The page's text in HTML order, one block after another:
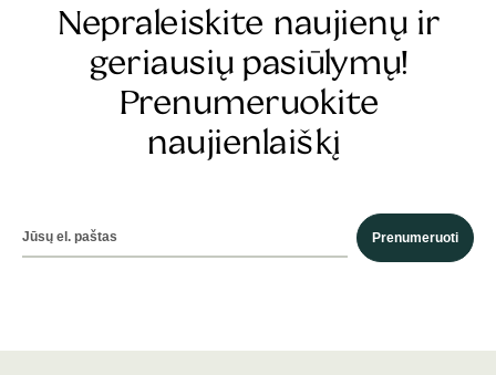
Nepraleiskite naujienų ir
geriausių pasiūlymų!
Prenumeruokite
naujienlaiškį
Prenumeruoti